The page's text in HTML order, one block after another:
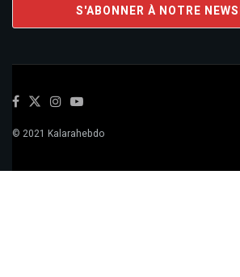
© 2021 Kalarahebdo